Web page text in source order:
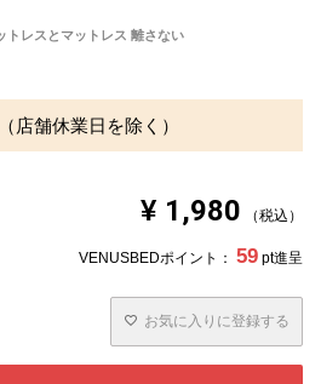
トレスとマットレス 離さない
店舗休業日を除く）
¥ 1,980 税込
VENUSBEDポイント： 59 pt進呈
お気に入りに登録する